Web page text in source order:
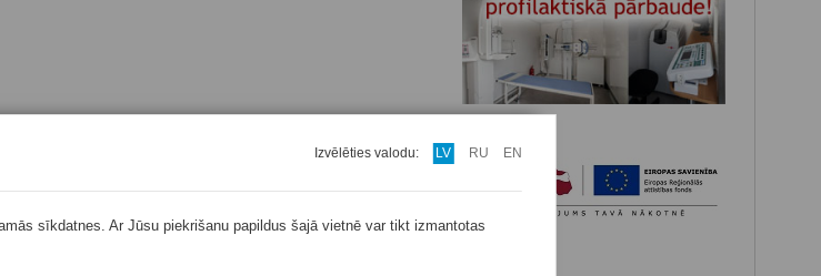
Izvēlēties valodu: LV RU EN
sīkdatnes. Ar Jūsu piekrišanu papildus šajā vietnē var tikt izmantotas